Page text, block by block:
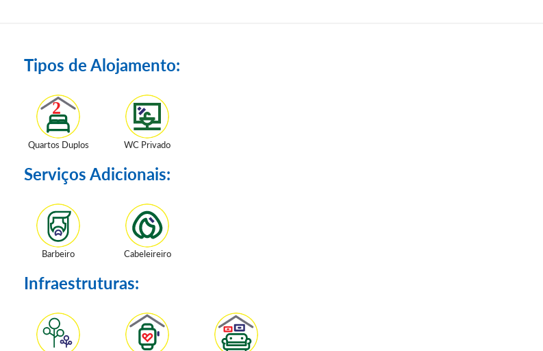
Tipos de Alojamento:
Quartos Duplos WC Privado
Serviços Adicionais:
Barbeiro Cabeleireiro
Infraestruturas: